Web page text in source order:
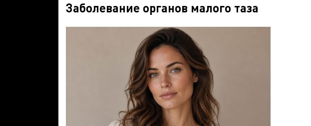
Заболевание органов малого таза